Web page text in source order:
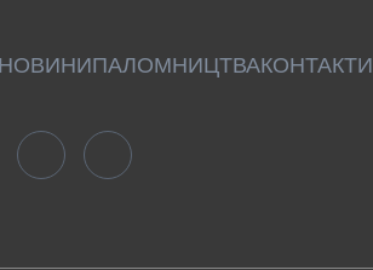
НОВИНИПАЛОМНИЦТВАКОНТАКТИ